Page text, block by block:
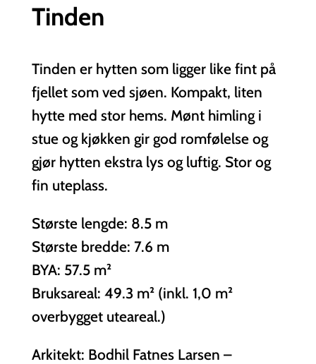
Tinden
Tinden er hytten som ligger like fint på
fjellet som ved sjøen. Kompakt, liten
hytte med stor hems. Mønt himling i
stue og kjøkken gir god romfølelse og
gjør hytten ekstra lys og luftig. Stor og
fin uteplass.
Største lengde: 8.5 m
Største bredde: 7.6 m
BYA: 57.5 m²
Bruksareal: 49.3 m² (inkl. 1,0 m²
overbygget uteareal.)
Arkitekt: Bodhil Fatnes Larsen –